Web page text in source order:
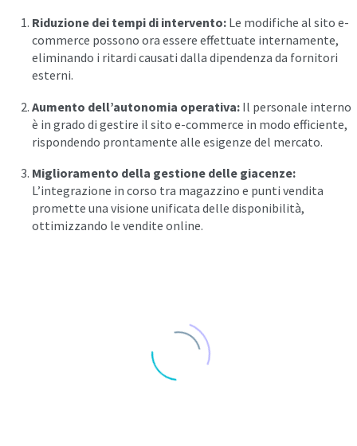
Riduzione dei tempi di intervento: Le modifiche al sito e-
commerce possono ora essere effettuate internamente,
eliminando i ritardi causati dalla dipendenza da fornitori
esterni.​
Aumento dell’autonomia operativa: Il personale interno
è in grado di gestire il sito e-commerce in modo efficiente,
rispondendo prontamente alle esigenze del mercato.​
Miglioramento della gestione delle giacenze:
L’integrazione in corso tra magazzino e punti vendita
promette una visione unificata delle disponibilità,
ottimizzando le vendite online.​